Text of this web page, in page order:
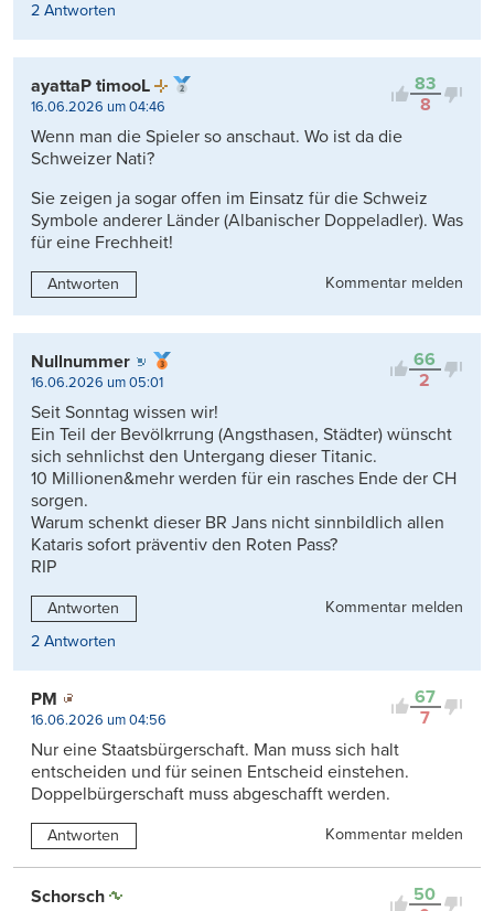
2 Antworten
83
8
ayattaP timooL
16.06.2026 um 04:46
Wenn man die Spieler so anschaut. Wo ist da die
Schweizer Nati?
Sie zeigen ja sogar offen im Einsatz für die Schweiz
Symbole anderer Länder (Albanischer Doppeladler). Was
für eine Frechheit!
Antworten Kommentar melden
66
2
Nullnummer
16.06.2026 um 05:01
Seit Sonntag wissen wir!
Ein Teil der Bevölkrrung (Angsthasen, Städter) wünscht
sich sehnlichst den Untergang dieser Titanic.
10 Millionen&mehr werden für ein rasches Ende der CH
sorgen.
Warum schenkt dieser BR Jans nicht sinnbildlich allen
Kataris sofort präventiv den Roten Pass?
RIP
Antworten
Kommentar melden
2 Antworten
67
7
PM
16.06.2026 um 04:56
Nur eine Staatsbürgerschaft. Man muss sich halt
entscheiden und für seinen Entscheid einstehen.
Doppelbürgerschaft muss abgeschafft werden.
Antworten Kommentar melden
50
Schorsch